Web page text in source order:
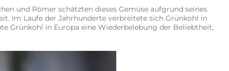
und Römer schätzten dieses Gemüse aufgrund seines
Im Laufe der Jahrhunderte verbreitete sich Grünkohl in
Grünkohl in Europa eine Wiederbelebung der Beliebtheit,